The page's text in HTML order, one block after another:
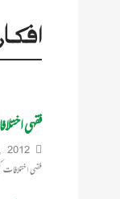
فقہی
2012
فقہی